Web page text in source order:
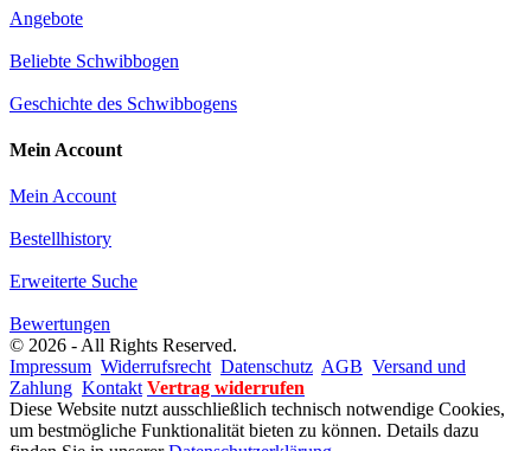
Angebote
Beliebte Schwibbogen
Geschichte des Schwibbogens
Mein Account
Mein Account
Bestellhistory
Erweiterte Suche
Bewertungen
© 2026 - All Rights Reserved.
Impressum Widerrufsrecht Datenschutz AGB Versand und
Zahlung Kontakt Vertrag widerrufen
Diese Website nutzt ausschließlich technisch notwendige Cookies,
um bestmögliche Funktionalität bieten zu können. Details dazu